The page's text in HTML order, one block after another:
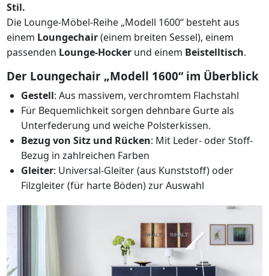
Stil.
Die Lounge-Möbel-Reihe „Modell 1600“ besteht aus
einem Loungechair(einem breiten Sessel), einem
passenden Lounge-Hocker und einem Beistelltisch.
Der Loungechair „Modell 1600“ im Überblick
Gestell: Aus massivem, verchromtem Flachstahl
Für Bequemlichkeit sorgen dehnbare Gurte als
Unterfederung und weiche Polsterkissen.
Bezug von Sitz und Rücken: Mit Leder- oder Stoff-
Bezug in zahlreichen Farben
Gleiter: Universal-Gleiter (aus Kunststoff) oder
Filzgleiter (für harte Böden) zur Auswahl